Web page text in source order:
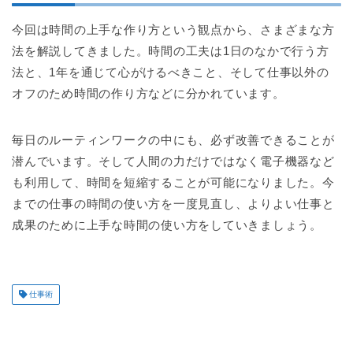
今回は時間の上手な作り方という観点から、さまざまな方
法を解説してきました。時間の工夫は1日のなかで行う方
法と、1年を通じて心がけるべきこと、そして仕事以外の
オフのため時間の作り方などに分かれています。
毎日のルーティンワークの中にも、必ず改善できることが
潜んでいます。そして人間の力だけではなく電子機器など
も利用して、時間を短縮することが可能になりました。今
までの仕事の時間の使い方を一度見直し、よりよい仕事と
成果のために上手な時間の使い方をしていきましょう。
仕事術